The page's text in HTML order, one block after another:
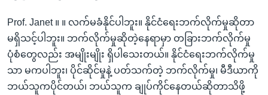
Prof. Janet ။ ။ လက်မခံနိုင်ပါဘူး။ နိုင်ငံရေးဘက်လိုက်မှုဆိုတာ
မရှိသင့်ပါဘူး။ ဘက်လိုက်မှုဆိုတဲ့နေရာမှာ တခြားဘက်လိုက်မှု
ပုံစံတွေလည်း အမျိုးမျိုး ရှိပါသေးတယ်။ နိုင်ငံရေးဘက်လိုက်မှု
သာ မကပါဘူး၊ ပိုင်ဆိုင်မှုနဲ့ ပတ်သက်တဲ့ ဘက်လိုက်မှု၊ မီဒီယာကို
ဘယ်သူကပိုင်တယ်၊ ဘယ်သူက ချုပ်ကိုင်နေတယ်ဆိုတာသိဖို့